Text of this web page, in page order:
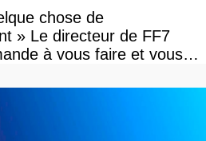
chose de
» Le directeur de FF7
à vous faire et vous